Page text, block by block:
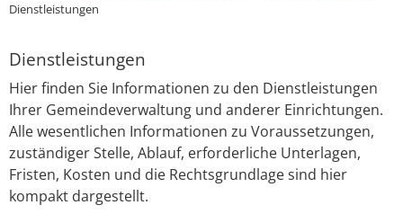
Dienstleistungen
Dienstleistungen
Hier finden Sie Informationen zu den Dienstleistungen
Ihrer Gemeindeverwaltung und anderer Einrichtungen.
Alle wesentlichen Informationen zu Voraussetzungen,
zuständiger Stelle, Ablauf, erforderliche Unterlagen,
Fristen, Kosten und die Rechtsgrundlage sind hier
kompakt dargestellt.